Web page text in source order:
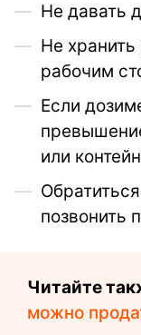
Не давать
Не
рабочим
Если
или
позвонить
Читайте
можно